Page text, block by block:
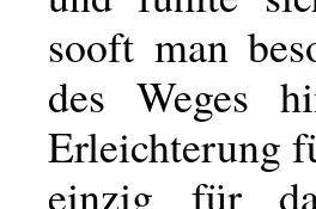
sooft man
des Weges
Erleichterung
einzig für